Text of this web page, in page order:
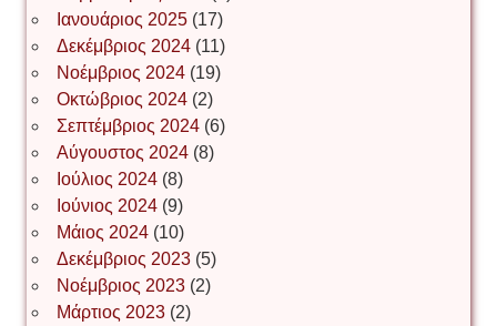
Ιωάννης Σ. Παπαφλωράτος
ΝΙΚΟΣ ΓΑΤΟΣ
Νίκος Λυγερός
Іван Буртик
Ιανουάριος 2025(17)
Δεκέμβριος 2024(11)
Νοέμβριος 2024(19)
Οκτώβριος 2024(2)
Σεπτέμβριος 2024(6)
Αύγουστος 2024(8)
Ιούλιος 2024(8)
Ιούνιος 2024(9)
Μάιος 2024(10)
Δεκέμβριος 2023(5)
Νοέμβριος 2023(2)
Μάρτιος 2023(2)